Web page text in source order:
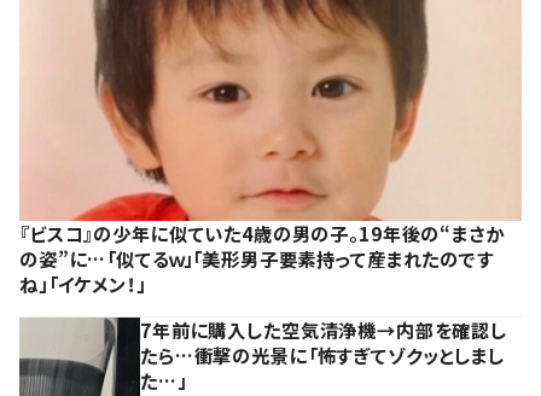
『ビスコ』の少年に似ていた4歳の男の子。19年後の“まさか
の姿”に…「似てるｗ」「美形男子要素持って産まれたのです
ね」「イケメン！」
7年前に購入した空気清浄機→内部を確認し
たら…衝撃の光景に「怖すぎてゾクッとしまし
た…」